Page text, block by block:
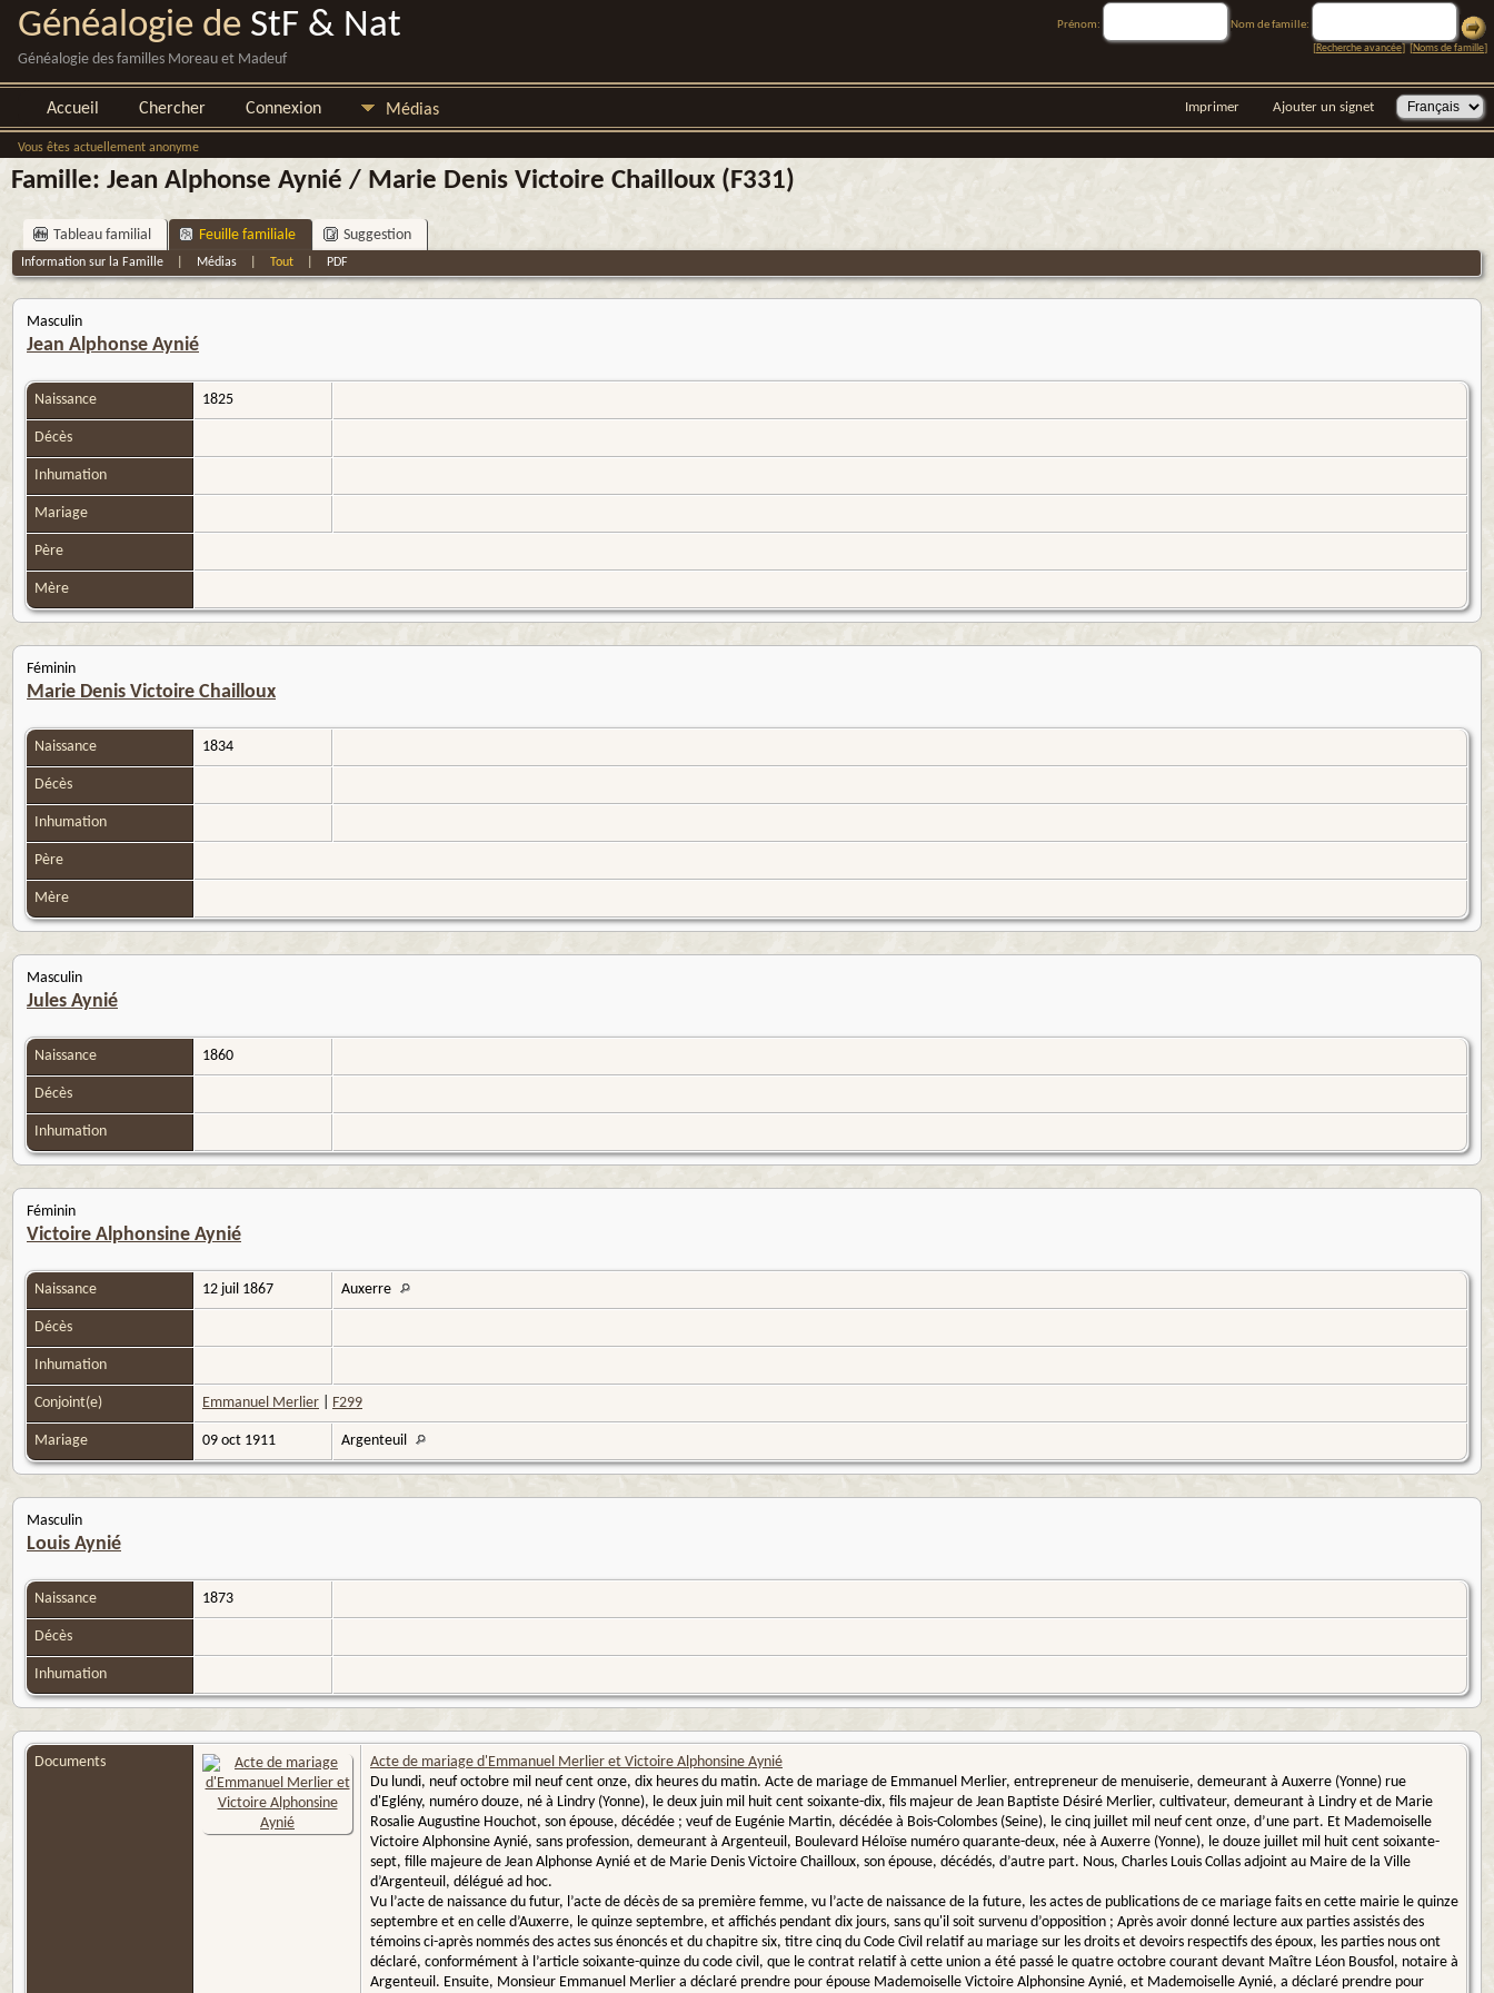
Généalogie de StF & Nat
Généalogie des familles Moreau et Madeuf
Prénom:
Nom de famille:
[Recherche avancée] [Noms de famille]
Accueil Chercher Connexion Médias Imprimer Ajouter un signet
Vous êtes actuellement anonyme
Famille: Jean Alphonse Aynié / Marie Denis Victoire Chailloux (F331)
Tableau familial Feuille familiale Suggestion
Information sur la Famille Médias |Tout PDF
Masculin
Jean Alphonse Aynié
Naissance 1825
Décès
Inhumation
Mariage
Père
Mère
Féminin
Marie Denis Victoire Chailloux
Naissance 1834
Décès
Inhumation
Père
Mère
Masculin
Jules Aynié
Naissance 1860
Décès
Inhumation
Féminin
Victoire Alphonsine Aynié
Naissance 12 juil 1867 Auxerre
Décès
Inhumation
Conjoint(e) Emmanuel Merlier F299
Mariage 09 oct 1911 Argenteuil
Masculin
Louis Aynié
Naissance 1873
Décès
Inhumation
Documents
Acte de mariage d'Emmanuel Merlier et Victoire Alphonsine Aynié
Du lundi, neuf octobre mil neuf cent onze, dix heures du matin. Acte de mariage de Emmanuel Merlier, entrepreneur de menuiserie, demeurant à Auxerre (Yonne) rue
d'Eglény, numéro douze, né à Lindry (Yonne), le deux juin mil huit cent soixante-dix, fils majeur de Jean Baptiste Désiré Merlier, cultivateur, demeurant à Lindry et de Marie
Rosalie Augustine Houchot, son épouse, décédée ; veuf de Eugénie Martin, décédée à Bois-Colombes (Seine), le cinq juillet mil neuf cent onze, d’une part. Et Mademoiselle
Victoire Alphonsine Aynié, sans profession, demeurant à Argenteuil, Boulevard Héloïse numéro quarante-deux, née à Auxerre (Yonne), le douze juillet mil huit cent soixante-
sept, fille majeure de Jean Alphonse Aynié et de Marie Denis Victoire Chailloux, son épouse, décédés, d’autre part. Nous, Charles Louis Collas adjoint au Maire de la Ville
d’Argenteuil, délégué ad hoc.
Vu l’acte de naissance du futur, l’acte de décès de sa première femme, vu l’acte de naissance de la future, les actes de publications de ce mariage faits en cette mairie le quinze
septembre et en celle d’Auxerre, le quinze septembre, et affichés pendant dix jours, sans qu'il soit survenu d’opposition ; Après avoir donné lecture aux parties assistés des
témoins ci-après nommés des actes sus énoncés et du chapitre six, titre cinq du Code Civil relatif au mariage sur les droits et devoirs respectifs des époux, les parties nous ont
déclaré, conformément à l’article soixante-quinze du code civil, que le contrat relatif à cette union a été passé le quatre octobre courant devant Maître Léon Bousfol, notaire à
Argenteuil. Ensuite, Monsieur Emmanuel Merlier a déclaré prendre pour épouse Mademoiselle Victoire Alphonsine Aynié, et Mademoiselle Aynié, a déclaré prendre pour